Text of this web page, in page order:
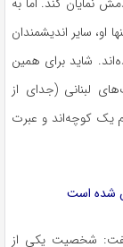
او، سایر اندیشمندان
شاید برای همین
لبنانی (جدای از
یک کوچه‌اند و عبرت
شده است
گفت: شخصیت یکی از